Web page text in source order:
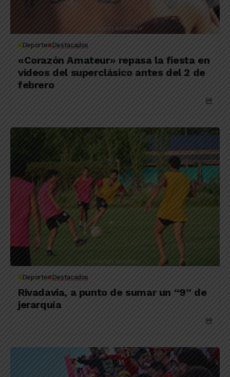
Deporte Destacados
«Corazón Amateur» repasa la fiesta en
videos del superclásico antes del 2 de
febrero
Deporte Destacados
Rivadavia, a punto de sumar un “9” de
jerarquía